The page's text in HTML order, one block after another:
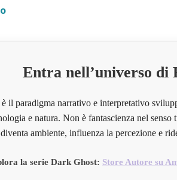
Entra nell’universo di
il paradigma narrativo e interpretativo
e natura. Non è fantascienza nel
diventa ambiente, influenza la percezione e
la serie Dark Ghost: Store Autore su